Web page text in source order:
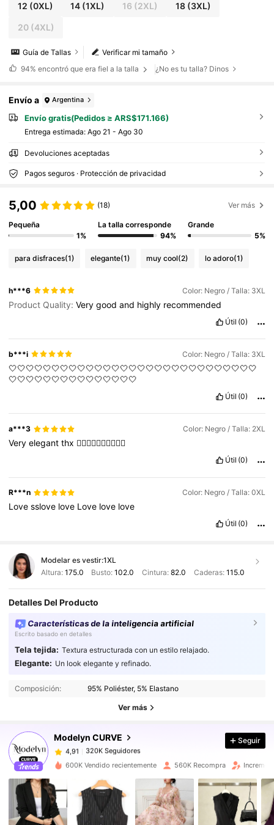
12 (0XL) 14 (1XL) 16 (2XL) 18(3XL)
20(4XL)
Verificar mi tamaño
Guía de Tallas
94% encontró que era fiel a la talla ¿No es tu talla? Dinos
Envío a Argentina
Envío gratis(Pedidos ≥ ARS$171.166)
Entrega estimada: Ago 21 - Ago 30
Devoluciones aceptadas
Pagos seguros · Protección de privacidad
5,00 (18) Ver más
Pequeña
1%
La talla corresponde
94%
Grande
5%
para disfraces(1) elegante(1) muy cool(2) lo adoro(1)
h***6 Color: Negro / Talla: 3XL
Product Quality:Verygoodand highly recommended
Útil (0)
b***i Color: Negro / Talla: 3XL
🤍🤍🤍🤍🤍🤍🤍🤍🤍🤍🤍🤍🤍🤍🤍🤍🤍🤍🤍🤍🤍🤍🤍🤍🤍🤍🤍🤍🤍
🤍🤍🤍🤍🤍🤍🤍🤍🤍🤍🤍🤍🤍🤍🤍
Útil (0)
a***3 Color: Negro / Talla: 2XL
Veryelegantthx 👍🏻👍🏻👍🏻👍🏻👍🏻
Útil (0)
R***n Color: Negro / Talla: 0XL
Lovesslove love Love love love
Útil (0)
Modelar es vestir:1XL
Altura: 175.0 Busto:102.0 Cintura: 82.0 Caderas: 115.0
Detalles Del Producto
Características de la inteligencia artificial
Escrito basado en detalles
Tela tejida: Textura estructurada con un estilo relajado.
Elegante: Un look elegante y refinado.
Composición: 95% Poliéster, 5% Elastano
Ver más
Modelyn CURVE
4,91 320K Seguidores
320K Seguidores
320K Seguidores
4,91
320K Seguidores
v***9 seguidoHace 2 horas
4,91
320K Seguidores
4,91 320K Seguidores
4,91 320K Seguidores
Seguir
600K Vendido recientemente 560K Recompra